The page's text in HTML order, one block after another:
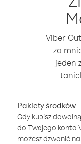
Viber
za
jeden
Pakiety środków
Gdy kupisz
do Twojego konta
możesz dzwonić